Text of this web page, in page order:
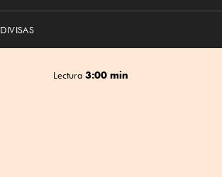
DIVISAS
Lectura 3:00 min